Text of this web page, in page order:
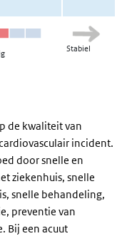
Stabiel
de kwaliteit van
incident.
door snelle en
ziekenhuis, snelle
snelle behandeling,
preventie van
Bij een acuut